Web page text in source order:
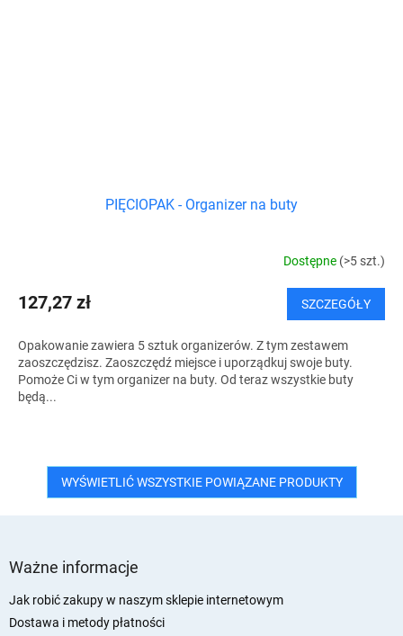
PIĘCIOPAK - Organizer na buty
Dostępne (>5 szt.)
127,27 zł SZCZEGÓŁY
Opakowanie zawiera 5 sztuk organizerów. Z tym zestawem
zaoszczędzisz. Zaoszczędź miejsce i uporządkuj swoje buty.
Pomoże Ci w tym organizer na buty. Od teraz wszystkie buty
będą...
WYŚWIETLIĆ WSZYSTKIE POWIĄZANE PRODUKTY
Ważne informacje
Jak robić zakupy w naszym sklepie internetowym
Dostawa i metody płatności